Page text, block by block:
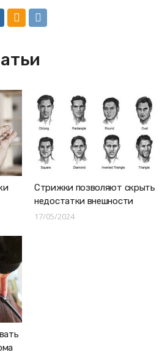
Стрижки позволяют скрыть
недостатки внешности
17/05/2024